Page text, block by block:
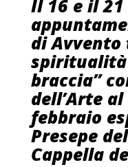
Il 16 e il
di
spiritualità
braccia”
dell’Arte
febbraio
Presepe
Cappella